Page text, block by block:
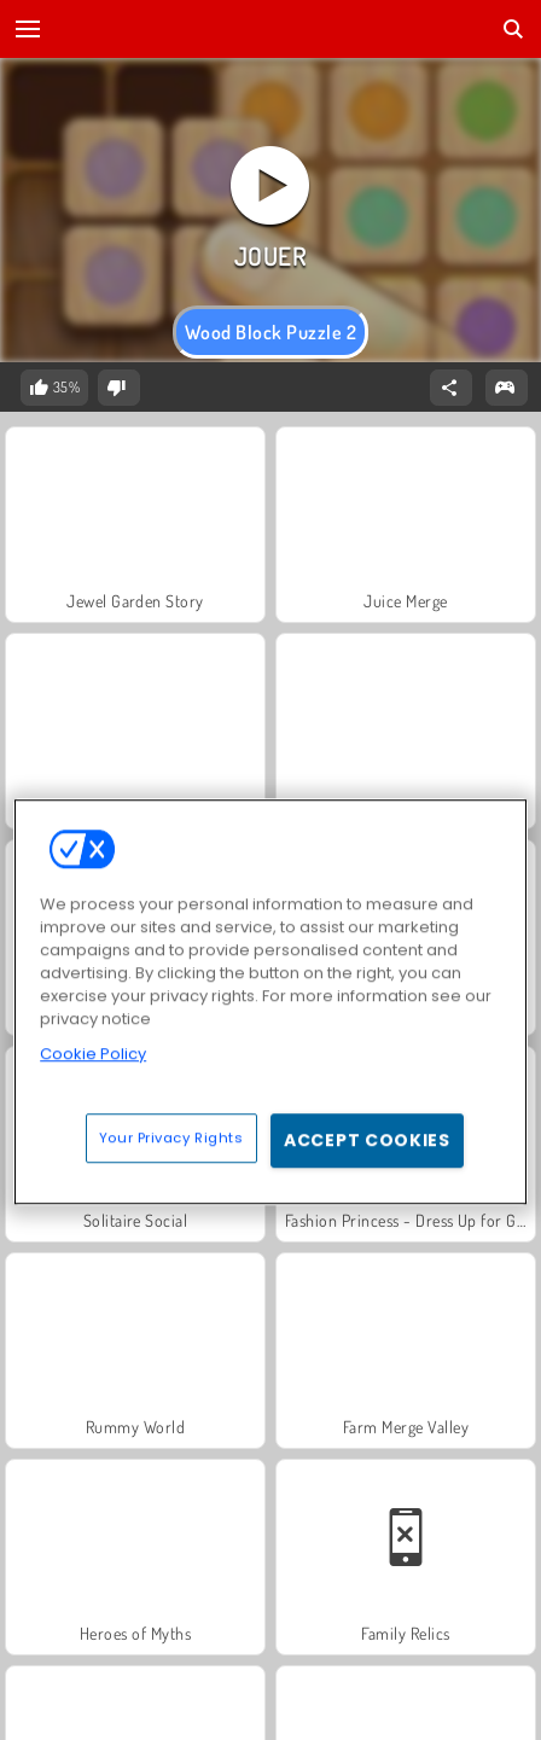
Wood Block Puzzle 2
35%
Jewel Garden Story Juice Merge
Grand Mahjong Connect Trollface Quest: USA 2
Masha and the Bear: Meadows
Solitaire Social Fashion Princess - Dress Up for Girls
Rummy World Farm Merge Valley
Heroes of Myths Family Relics
We process your personal information to measure and
improve our sites and service, to assist our marketing
campaigns and to provide personalised content and
advertising. By clicking the button on the right, you can
exercise your privacy rights. For more information see our
privacy notice
Cookie Policy
Your Privacy Rights ACCEPT COOKIES